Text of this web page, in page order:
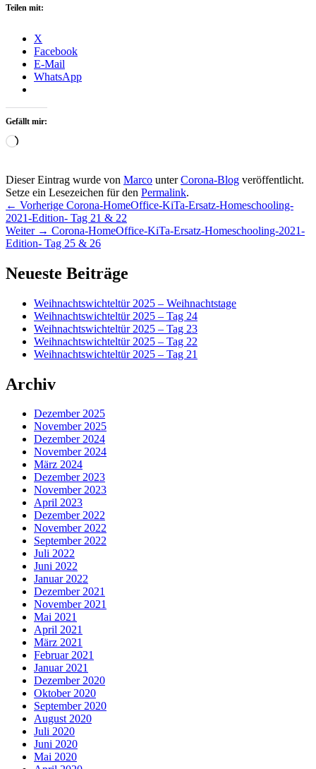
Teilen mit:
X
Facebook
E-Mail
WhatsApp
Gefällt mir:
Wird
Dieser Eintrag wurde von Marco unterCorona-Blog veröffentlicht.
Setze ein Lesezeichen für den Permalink.
Beitragsnavigation
← Vorherige Vorheriger
Beitrag:
Corona-HomeOffice-KiTa-Ersatz-Homeschooling-
2021-Edition- Tag 21 & 22
Weiter → Nächster
Beitrag:
Corona-HomeOffice-KiTa-Ersatz-Homeschooling-2021-
Edition- Tag 25 & 26
Primärer
Widgetbereich
Neueste Beiträge
Weihnachtswichteltür 2025 – Weihnachtstage
Weihnachtswichteltür 2025 – Tag 24
Weihnachtswichteltür 2025 – Tag 23
Weihnachtswichteltür 2025 – Tag 22
Weihnachtswichteltür 2025 – Tag 21
Archiv
Dezember 2025
November 2025
Dezember 2024
November 2024
März 2024
Dezember 2023
November 2023
April 2023
Dezember 2022
November 2022
September 2022
Juli 2022
Juni 2022
Januar 2022
Dezember 2021
November 2021
Mai 2021
April 2021
März 2021
Februar 2021
Januar 2021
Dezember 2020
Oktober 2020
September 2020
August 2020
Juli 2020
Juni 2020
Mai 2020